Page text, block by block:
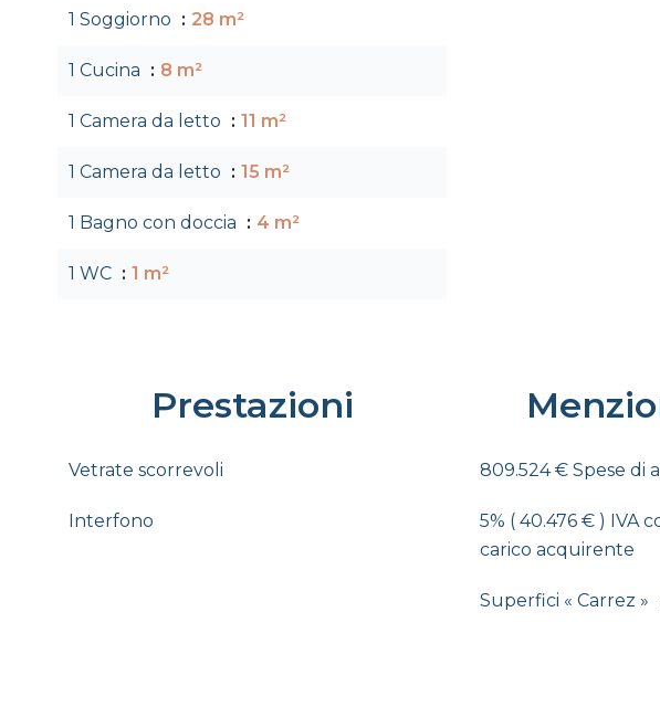
1 Soggiorno 28 m²
1 Cucina 8 m²
1 Camera da letto 11 m²
1 Camera da letto 15 m²
1 Bagno con doccia 4 m²
1 WC 1 m²
Prestazioni
Vetrate scorrevoli
Interfono
809.524 € Spese di
5% ( 40.476 € ) IVA
carico acquirente
Superfici « Carrez »